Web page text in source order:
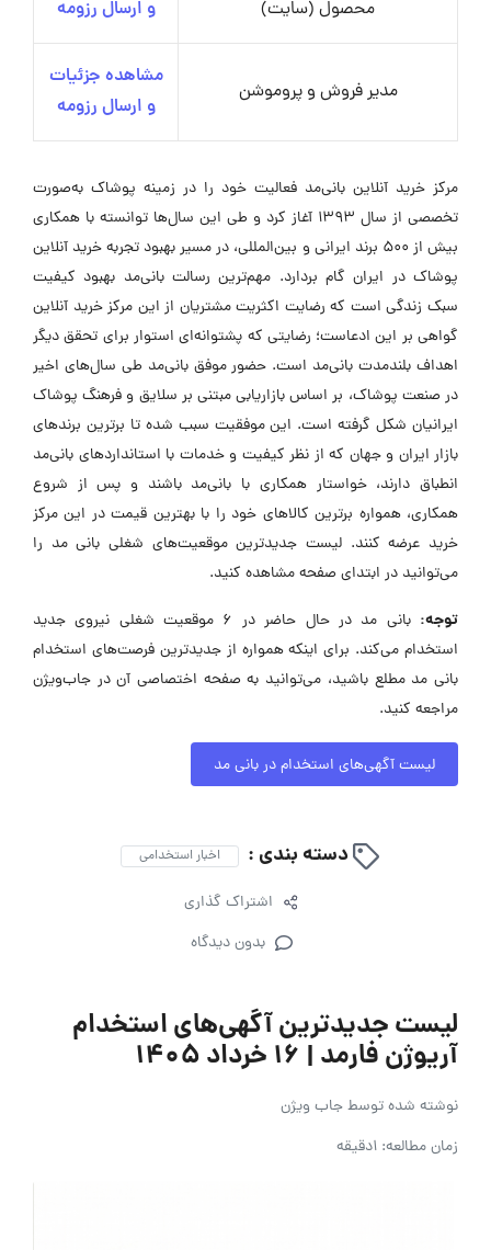
محصول (سایت) و ارسال رزومه
مدیر فروش و پروموشن
مشاهده جزئیات
و ارسال رزومه
مرکز خرید آنلاین بانی‌مد فعالیت خود را در زمینه پوشاک به‌صورت
تخصصی از سال ۱۳۹۳ آغاز کرد و طی این سال‌ها توانسته با همکاری
بیش از ۵۰۰ برند ایرانی و بین‌المللی، در مسیر بهبود تجربه خرید آنلاین
پوشاک در ایران گام بردارد. مهم‌ترین رسالت بانی‌مد بهبود کیفیت
سبک زندگی است که رضایت اکثریت مشتریان از این مرکز خرید آنلاین
گواهی بر این ادعاست؛ رضایتی که پشتوانه‌ای استوار برای تحقق دیگر
اهداف بلندمدت بانی‌مد است. حضور موفق بانی‌مد طی سال‌های اخیر
در صنعت پوشاک، بر اساس بازاریابی مبتنی بر سلایق و فرهنگ پوشاک
ایرانیان شکل گرفته است. این موفقیت سبب شده تا برترین برندهای
بازار ایران و جهان که از نظر کیفیت و خدمات با استانداردهای بانی‌مد
انطباق دارند، خواستار همکاری با بانی‌مد باشند و پس از شروع
همکاری، همواره برترین کالاهای خود را با بهترین قیمت در این مرکز
خرید عرضه کنند. لیست جدیدترین موقعیت‌های شغلی بانی مد را
می‌توانید در ابتدای صفحه مشاهده کنید.
توجه:
بانی مد در حال حاضر در ۶ موقعیت شغلی نیروی جدید
استخدام می‌کند. برای اینکه همواره از جدیدترین فرصت‌های استخدام
بانی مد مطلع باشید، می‌توانید به صفحه اختصاصی آن در جاب‌ویژن
مراجعه کنید.
لیست آگهی‌های استخدام در بانی مد
دسته بندی : اخبار استخدامی
اشتراک گذاری
بدون دیدگاه
لیست جدیدترین آگهی‌های استخدام
آریوژن فارمد | ۱۶ خرداد ۱۴۰۵
نوشته شده توسطجاب ویژن
زمان مطالعه: 1دقیقه